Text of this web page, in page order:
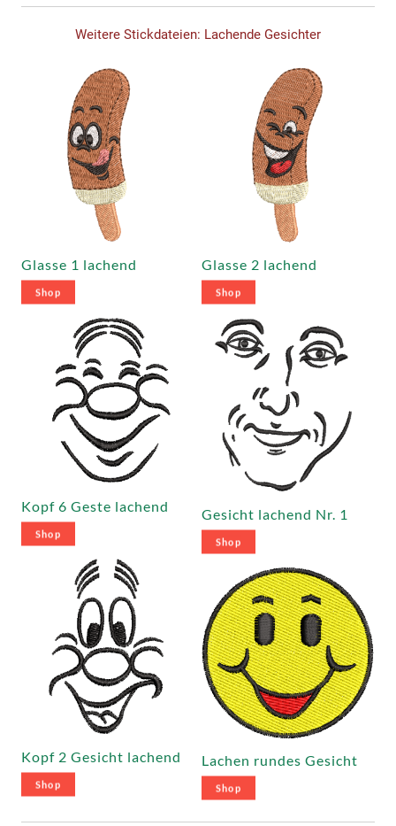
Weitere Stickdateien: Lachende Gesichter
Glasse 1 lachend
Shop
Glasse 2 lachend
Shop
Kopf 6 Geste lachend
Shop
Gesicht lachend Nr. 1
Shop
Kopf 2 Gesicht lachend
Shop
Lachen rundes Gesicht
Shop